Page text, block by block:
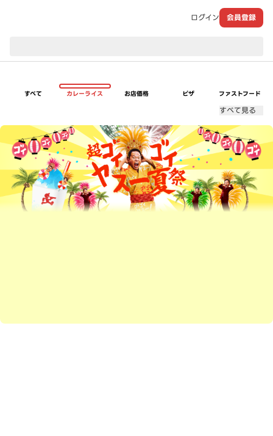
ログイン 会員登録
すべて カレーライス お店価格 ピザ ファストフード
すべて見る
超ゴイゴイヤスー夏祭